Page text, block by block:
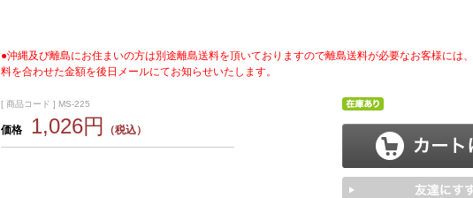
●沖縄及び離島にお住まいの方は別途離島送料を頂いておりますので離島送料が必要なお客様には
料を合わせた金額を後日メールにてお知らせいたします。
[ 商品コード ] MS-225
価格 1,026円 （税込）